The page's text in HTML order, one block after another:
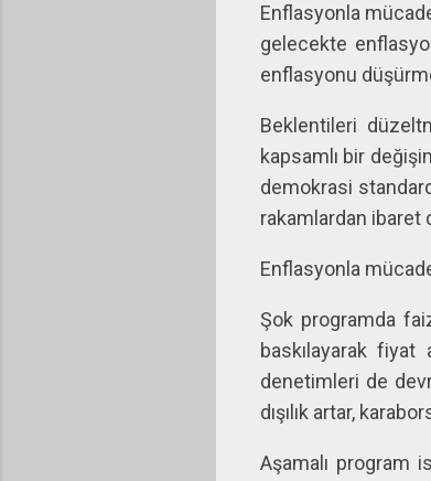
Enflasyonla
gelecekte
enflasyonu
Beklentileri
kapsamlı bir
demokrasi
rakamlardan ibaret
Enflasyonla
Şok programda
baskılayarak
denetimleri de
dışılık artar,
Aşamalı program